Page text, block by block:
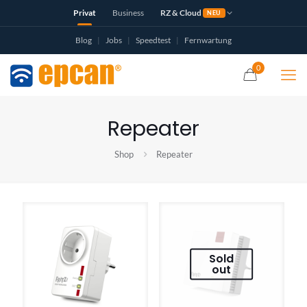
Privat Business RZ & Cloud NEU
Blog | Jobs | Speedtest | Fernwartung
0
Repeater
Shop Repeater
Sold
out